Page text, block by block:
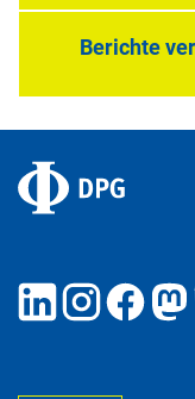
Berichte